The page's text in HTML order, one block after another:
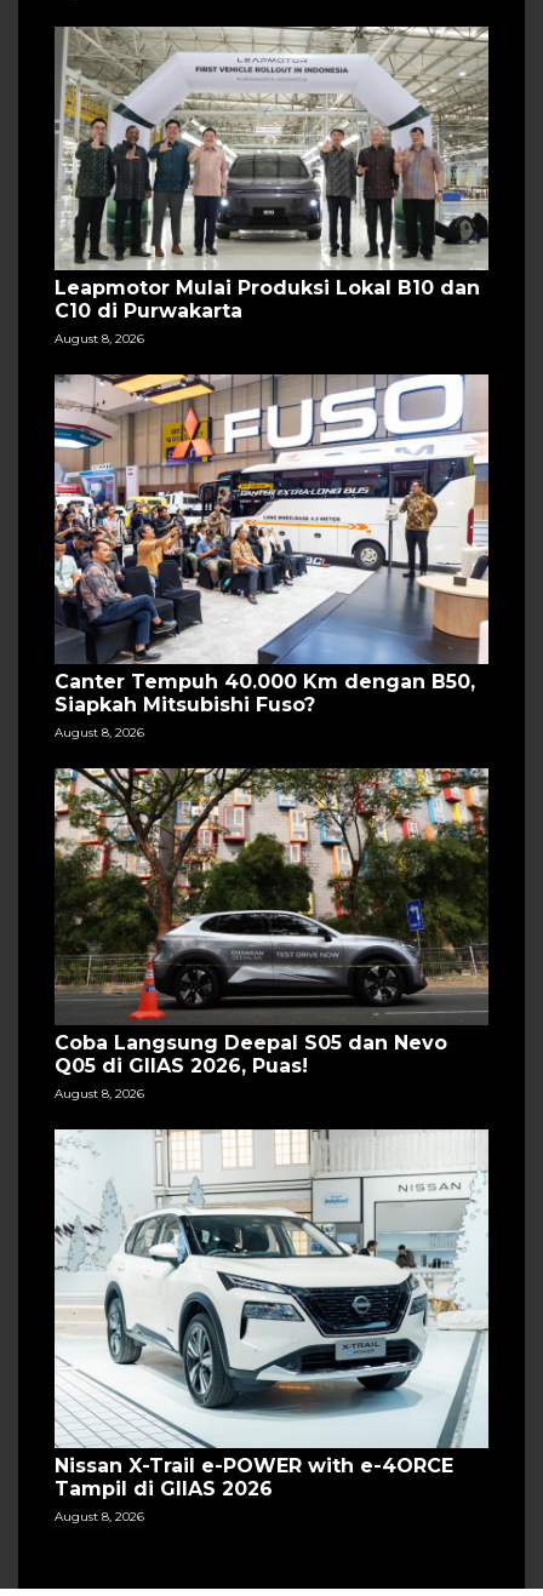
Leapmotor Mulai Produksi Lokal B10 dan
C10 di Purwakarta
August 8, 2026
Canter Tempuh 40.000 Km dengan B50,
Siapkah Mitsubishi Fuso?
August 8, 2026
Coba Langsung Deepal S05 dan Nevo
Q05 di GIIAS 2026, Puas!
August 8, 2026
Nissan X-Trail e-POWER with e-4ORCE
Tampil di GIIAS 2026
August 8, 2026